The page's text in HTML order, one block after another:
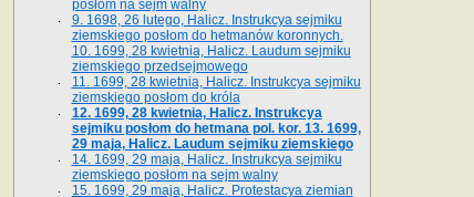
posłom na sejm walny
9. 1698, 26 lutego, Halicz. Instrukcya sejmiku
ziemskiego posłom do hetmanów koronnych.
10. 1699, 28 kwietnia, Halicz. Laudum sejmiku
ziemskiego przedsejmowego
11. 1699, 28 kwietnia, Halicz. Instrukcya sejmiku
ziemskiego posłom do króla
12. 1699, 28 kwietnia, Halicz. Instrukcya
sejmiku posłom do hetmana pol. kor. 13. 1699,
29 maja, Halicz. Laudum sejmiku ziemskiego
14. 1699, 29 maja, Halicz. Instrukcya sejmiku
ziemskiego posłom na sejm walny
15. 1699, 29 maja, Halicz. Protestacya ziemian